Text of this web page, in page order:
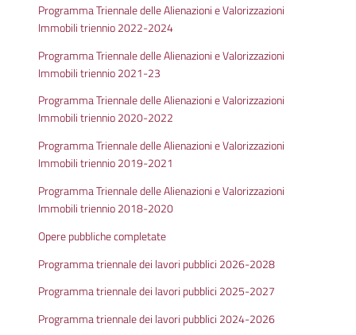
Programma Triennale delle Alienazioni e Valorizzazioni
Immobili triennio 2022-2024
Programma Triennale delle Alienazioni e Valorizzazioni
Immobili triennio 2021-23
Programma Triennale delle Alienazioni e Valorizzazioni
Immobili triennio 2020-2022
Programma Triennale delle Alienazioni e Valorizzazioni
Immobili triennio 2019-2021
Programma Triennale delle Alienazioni e Valorizzazioni
Immobili triennio 2018-2020
Opere pubbliche completate
Programma triennale dei lavori pubblici 2026-2028
Programma triennale dei lavori pubblici 2025-2027
Programma triennale dei lavori pubblici 2024-2026